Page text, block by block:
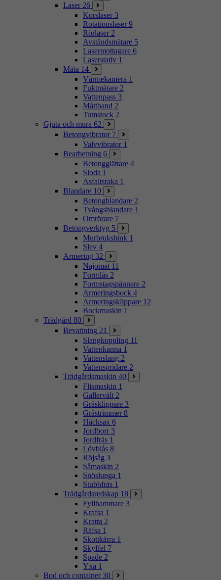
Laser 26
Korslaser 3
Rotationslaser 9
Rörlaser 2
Avståndsmätare 5
Lasermottagare 6
Laserstativ 1
Mäta 14
Värmekamera 1
Fuktmätare 2
Vattenpass 3
Måttband 2
Tumstock 2
Gjuta och mura 62
Betongvibrator 7
Valvvibrator 1
Bearbetning 6
Betongglättare 4
Sloda 1
Asfaltsraka 1
Blandare 10
Betongblandare 2
Tvångsblandare 1
Omrörare 7
Betongverktyg 5
Murbrukshink 1
Slev 4
Armering 32
Najomat 11
Formlås 2
Formstagspännare 2
Armeringsbock 4
Armeringsklippare 12
Bockmaskin 1
Trädgård 80
Bevattning 21
Slangkoppling 11
Vattenkanna 1
Vattenslang 2
Vattenspridare 2
Trädgårdsmaskin 40
Flismaskin 1
Gallervält 2
Gräsklippare 3
Grästrimmer 8
Häcksax 6
Jordborr 3
Jordfräs 1
Lövblås 8
Röjsåg 3
Såmaskin 2
Snöslunga 1
Stubbfräs 1
Trädgårdsredskap 18
Fyllhammare 3
Krafsa 1
Kratta 2
Räfsa 1
Skottkärra 1
Skyffel 7
Spade 2
Yxa 1
Bod och container 30